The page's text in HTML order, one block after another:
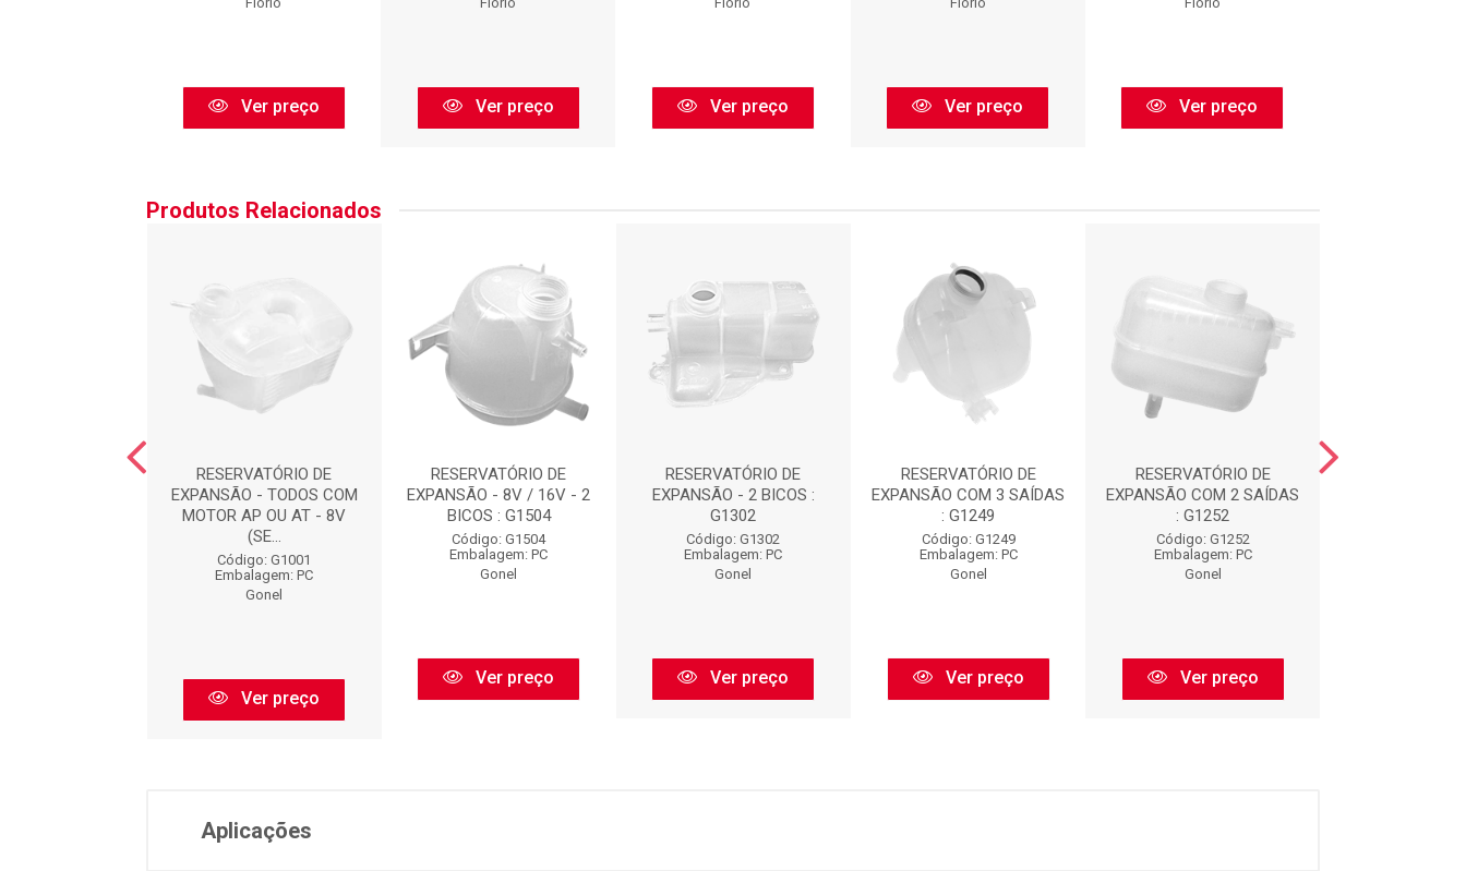
Ver preço Ver preço Ver preço Ver preço Ver preço
Produtos Relacionados
RESERVATÓRIO DE
EXPANSÃO - TODOS COM
MOTOR AP OU AT - 8V
(SE...
Código: G1001
Embalagem: PC
Gonel
Ver preço
RESERVATÓRIO DE
EXPANSÃO - 8V / 16V - 2
BICOS : G1504
Código: G1504
Embalagem: PC
Gonel
Ver preço
RESERVATÓRIO DE
EXPANSÃO - 2 BICOS :
G1302
Código: G1302
Embalagem: PC
Gonel
Ver preço
RESERVATÓRIO DE
EXPANSÃO COM 3 SAÍDAS
: G1249
Código: G1249
Embalagem: PC
Gonel
Ver preço
RESERVATÓRIO DE
EXPANSÃO COM 2 SAÍDAS
: G1252
Código: G1252
Embalagem: PC
Gonel
Ver preço
Aplicações